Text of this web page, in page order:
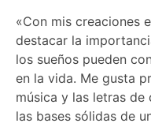
«Con mis creaciones
destacar la
los sueños pueden
en la vida. Me gusta
música y las letras
las bases sólidas de